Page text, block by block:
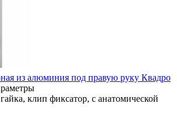
из алюминия под правую руку Квадро
клип фиксатор, с анатомической